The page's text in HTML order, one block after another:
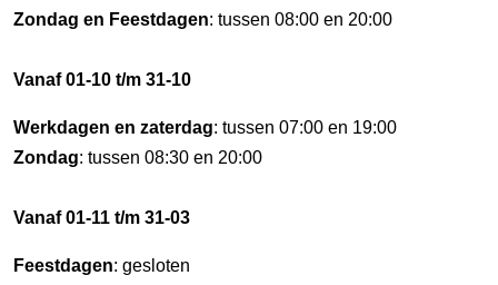
Zondag en Feestdagen: tussen 08:00 en 20:00
Vanaf 01-10 t/m 31-10
Werkdagen en zaterdag: tussen 07:00 en 19:00
Zondag: tussen 08:30 en 20:00
Vanaf 01-11 t/m 31-03
Feestdagen: gesloten